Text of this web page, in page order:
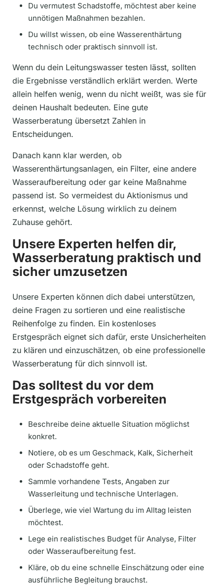
Du vermutest Schadstoffe, möchtest aber keine
unnötigen Maßnahmen bezahlen.
Du willst wissen, ob eine Wasserenthärtung
technisch oder praktisch sinnvoll ist.
Wenn du dein Leitungswasser testen lässt, sollten
die Ergebnisse verständlich erklärt werden. Werte
allein helfen wenig, wenn du nicht weißt, was sie für
deinen Haushalt bedeuten. Eine gute
Wasserberatung übersetzt Zahlen in
Entscheidungen.
Danach kann klar werden, ob
Wasserenthärtungsanlagen, ein Filter, eine andere
Wasseraufbereitung oder gar keine Maßnahme
passend ist. So vermeidest du Aktionismus und
erkennst, welche Lösung wirklich zu deinem
Zuhause gehört.
Unsere Experten helfen dir,
Wasserberatung praktisch und
sicher umzusetzen
Unsere Experten können dich dabei unterstützen,
deine Fragen zu sortieren und eine realistische
Reihenfolge zu finden. Ein kostenloses
Erstgespräch eignet sich dafür, erste Unsicherheiten
zu klären und einzuschätzen, ob eine professionelle
Wasserberatung für dich sinnvoll ist.
Das solltest du vor dem
Erstgespräch vorbereiten
Beschreibe deine aktuelle Situation möglichst
konkret.
Notiere, ob es um Geschmack, Kalk, Sicherheit
oder Schadstoffe geht.
Sammle vorhandene Tests, Angaben zur
Wasserleitung und technische Unterlagen.
Überlege, wie viel Wartung du im Alltag leisten
möchtest.
Lege ein realistisches Budget für Analyse, Filter
oder Wasseraufbereitung fest.
Kläre, ob du eine schnelle Einschätzung oder eine
ausführliche Begleitung brauchst.